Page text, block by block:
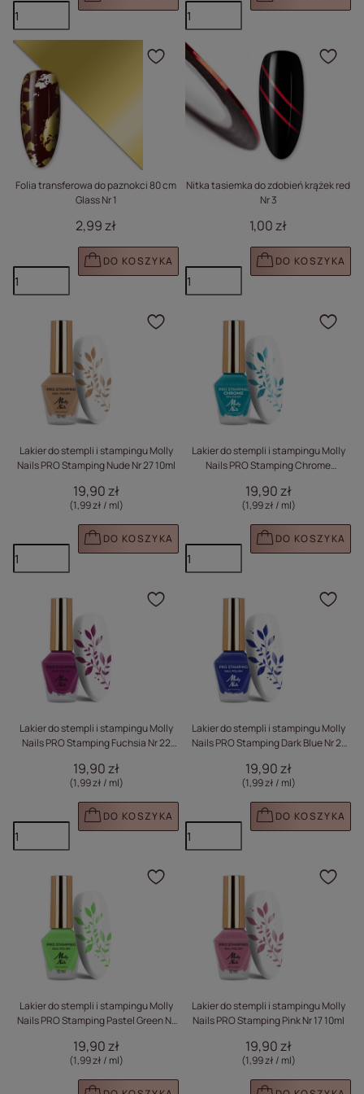
Folia transferowa do paznokci 80 cm
Glass Nr 1
2,99 zł
DO KOSZYKA
Kliknij, aby dodać
Nitka tasiemka do zdobień krążek red
Nr 3
1,00 zł
DO KOSZYKA
Lakier do stempli i stampingu Molly
Nails PRO Stamping Nude Nr 27 10ml
19,90 zł
(1,99 zł / ml)
DO KOSZYKA
Kliknij, aby dodać
Lakier do stempli i stampingu Molly
Nails PRO Stamping Chrome
19,90 zł
(1,99 zł / ml)
DO KOSZYKA
Lakier do stempli i stampingu Molly
Nails PRO Stamping Fuchsia Nr 22
19,90 zł
(1,99 zł / ml)
DO KOSZYKA
Kliknij, aby dodać
Lakier do stempli i stampingu Molly
Nails PRO Stamping Dark Blue Nr 21
19,90 zł
(1,99 zł / ml)
DO KOSZYKA
Lakier do stempli i stampingu Molly
Nails PRO Stamping Pastel Green Nr
19,90 zł
(1,99 zł / ml)
Kliknij, aby dodać
Lakier do stempli i stampingu Molly
Nails PRO Stamping Pink Nr 17 10ml
19,90 zł
(1,99 zł / ml)